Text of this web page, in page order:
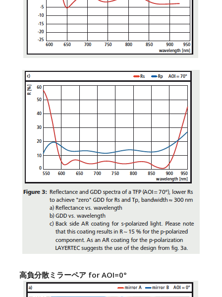
高負分散ミラーペア for AOI=0°